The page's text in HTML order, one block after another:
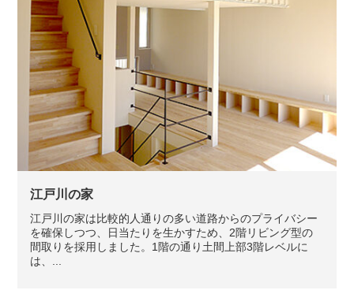
江戸川の家
江戸川の家は比較的人通りの多い道路からのプライバシー
を確保しつつ、日当たりを生かすため、2階リビング型の
間取りを採用しました。1階の通り土間上部3階レベルに
は、...